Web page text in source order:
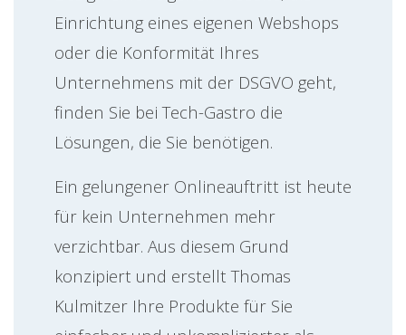
Einrichtung eines eigenen Webshops
oder die Konformität Ihres
Unternehmens mit der DSGVO geht,
finden Sie bei Tech-Gastro die
Lösungen, die Sie benötigen.
Ein gelungener Onlineauftritt ist heute
für kein Unternehmen mehr
verzichtbar. Aus diesem Grund
konzipiert und erstellt Thomas
Kulmitzer Ihre Produkte für Sie